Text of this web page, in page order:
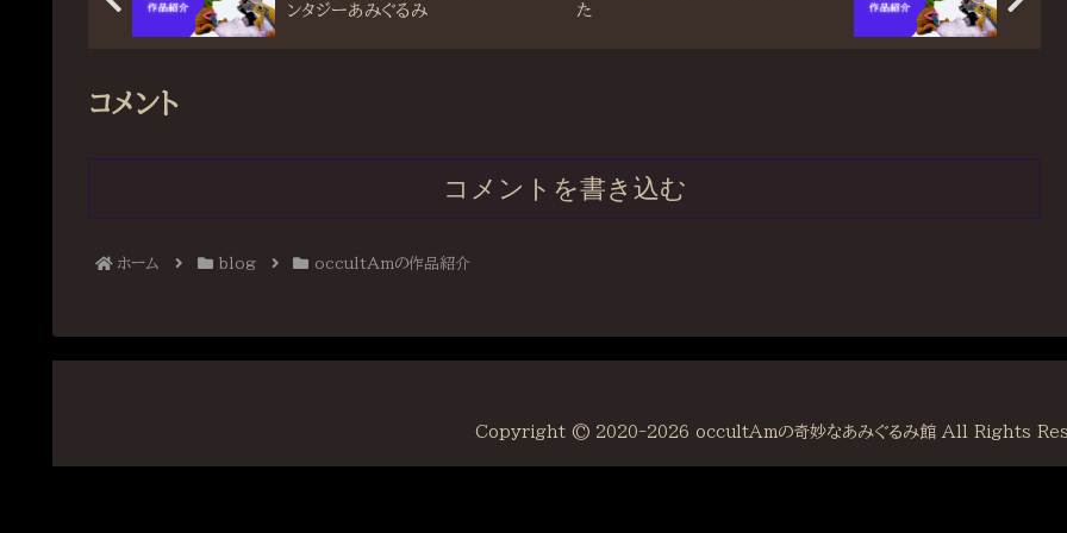
ンタジーあみぐるみ
た
コメント
コメントを書き込む
ホーム blog occultAmの作品紹介
Copyright © 2020-2026 occultAmの奇妙なあみぐるみ館 All Rights